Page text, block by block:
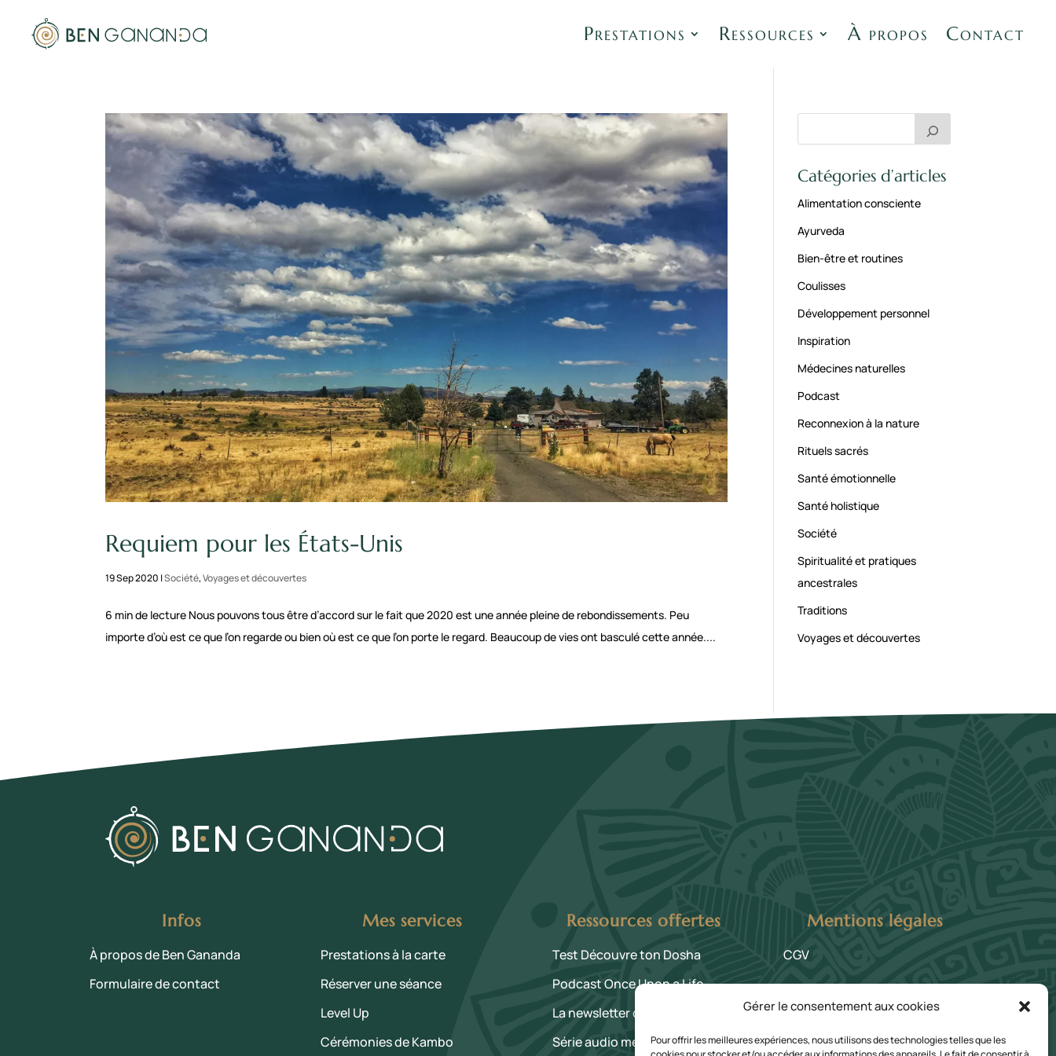
Gérer le consentement aux cookies
Pour offrir les meilleures expériences, nous utilisons des technologies telles que les
Prestations Ressources À propos Contact
Requiem pour les États-Unis
19 Sep 2020 |Société,Voyages et découvertes
6 min de lecture Nous pouvons tous être d’accord sur le fait que 2020 est une année pleine de rebondissements. Peu
importe d’où est ce que l’on regarde ou bien où est ce que l’on porte le regard. Beaucoup de vies ont basculé cette année....
Catégories d’articles
Alimentation consciente
Ayurveda
Bien-être et routines
Coulisses
Développement personnel
Inspiration
Médecines naturelles
Podcast
Reconnexion à la nature
Rituels sacrés
Santé émotionnelle
Santé holistique
Société
Spiritualité et pratiques
ancestrales
Traditions
Voyages et découvertes
Infos
À propos de Ben Gananda
Formulaire de contact
Mes services
Prestations à la carte
Réserver une séance
Level Up
Cérémonies de Kambo
Ressources offertes
Test Découvre ton Dosha
Podcast Once Upon a Life
La newsletter des Curieux·ses
Série audio méditation 21
Mentions légales
CGV
Politique de confidentialité